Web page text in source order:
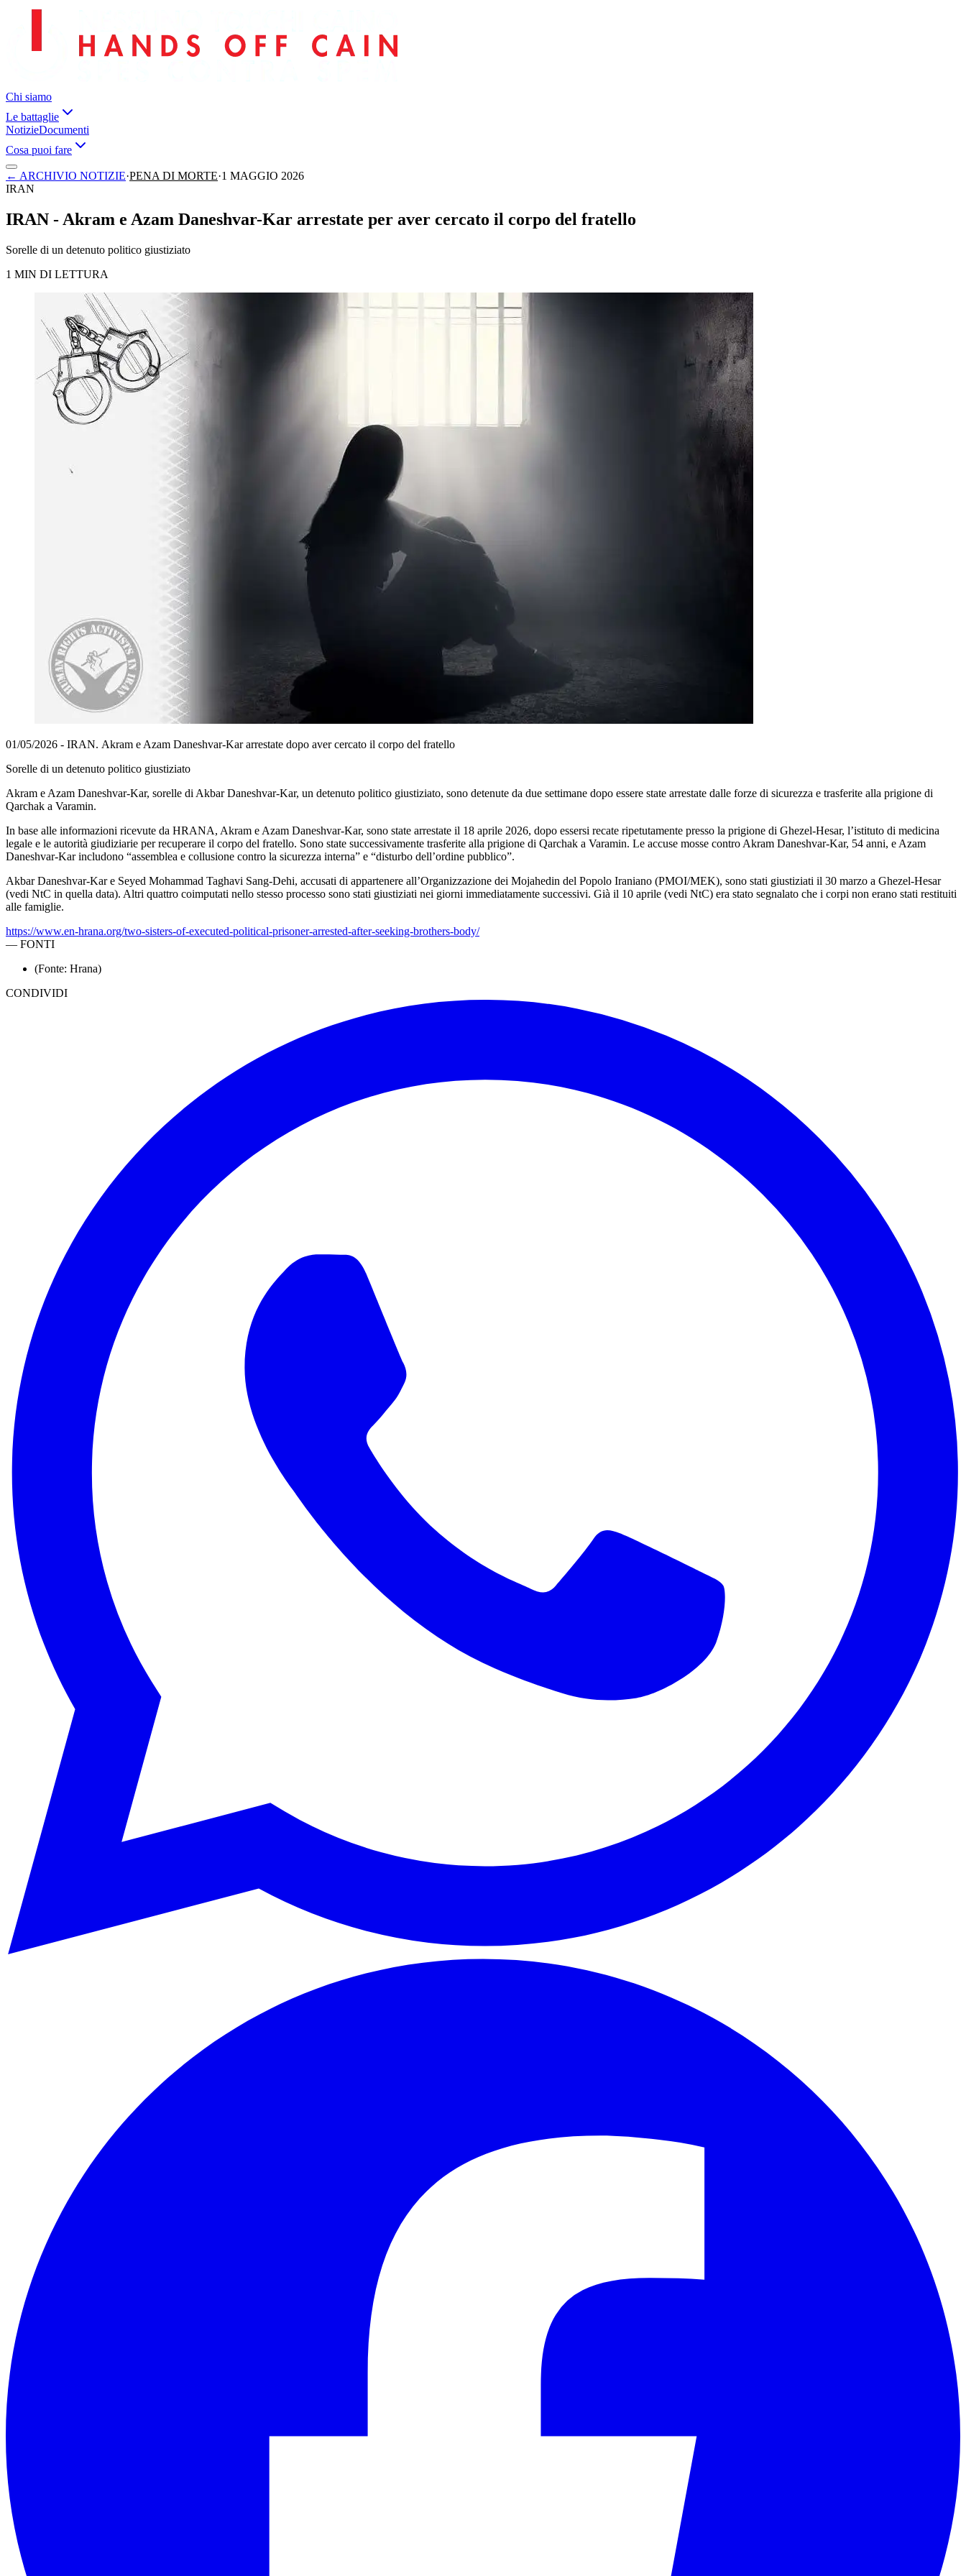
Chi siamo
Le battaglie
NotizieDocumenti
Cosa puoi fare
← ARCHIVIO NOTIZIE·PENA DI MORTE·1 MAGGIO 2026
IRAN
IRAN - Akram e Azam Daneshvar-Kar arrestate per aver cercato il corpo del fratello
Sorelle di un detenuto politico giustiziato
1 MIN DI LETTURA
01/05/2026 - IRAN. Akram e Azam Daneshvar-Kar arrestate dopo aver cercato il corpo del fratello
Sorelle di un detenuto politico giustiziato
Akram e Azam Daneshvar-Kar, sorelle di Akbar Daneshvar-Kar, un detenuto politico giustiziato, sono detenute da due settimane dopo essere state arrestate dalle forze di sicurezza e trasferite alla prigione di
Qarchak a Varamin.
In base alle informazioni ricevute da HRANA, Akram e Azam Daneshvar-Kar, sono state arrestate il 18 aprile 2026, dopo essersi recate ripetutamente presso la prigione di Ghezel-Hesar, l’istituto di medicina
legale e le autorità giudiziarie per recuperare il corpo del fratello. Sono state successivamente trasferite alla prigione di Qarchak a Varamin. Le accuse mosse contro Akram Daneshvar-Kar, 54 anni, e Azam
Daneshvar-Kar includono “assemblea e collusione contro la sicurezza interna” e “disturbo dell’ordine pubblico”.
Akbar Daneshvar-Kar e Seyed Mohammad Taghavi Sang-Dehi, accusati di appartenere all’Organizzazione dei Mojahedin del Popolo Iraniano (PMOI/MEK), sono stati giustiziati il 30 marzo a Ghezel-Hesar
(vedi NtC in quella data). Altri quattro coimputati nello stesso processo sono stati giustiziati nei giorni immediatamente successivi. Già il 10 aprile (vedi NtC) era stato segnalato che i corpi non erano stati restituiti
alle famiglie.
https://www.en-hrana.org/two-sisters-of-executed-political-prisoner-arrested-after-seeking-brothers-body/
— FONTI
(Fonte: Hrana)
CONDIVIDI